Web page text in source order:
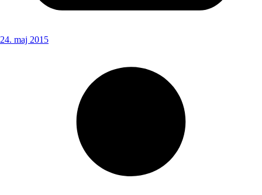
24. maj 2015